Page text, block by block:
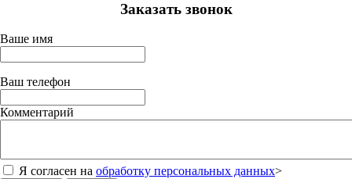
Заказать звонок
Ваше имя
Ваш телефон
Комментарий
Я согласен на обработку персональных данных>